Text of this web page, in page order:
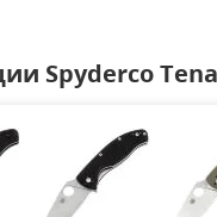
Spyderco